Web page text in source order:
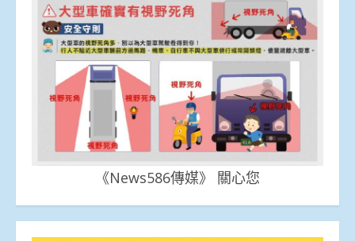
《News586傳媒》 關心您